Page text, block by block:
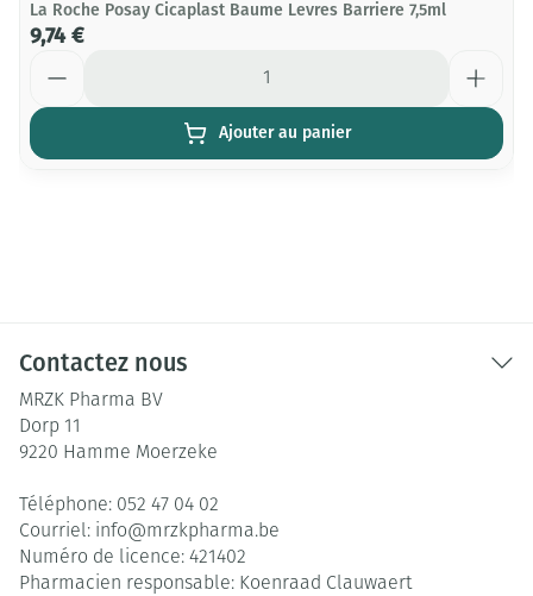
La Roche Posay Cicaplast Baume Levres Barriere 7,5ml
9,74 €
Ajouter au panier
Contactez nous
MRZK Pharma BV
Dorp 11
9220 Hamme Moerzeke
Téléphone: 052 47 04 02
Courriel: info@mrzkpharma.be
Numéro de licence: 421402
Pharmacien responsable: Koenraad Clauwaert